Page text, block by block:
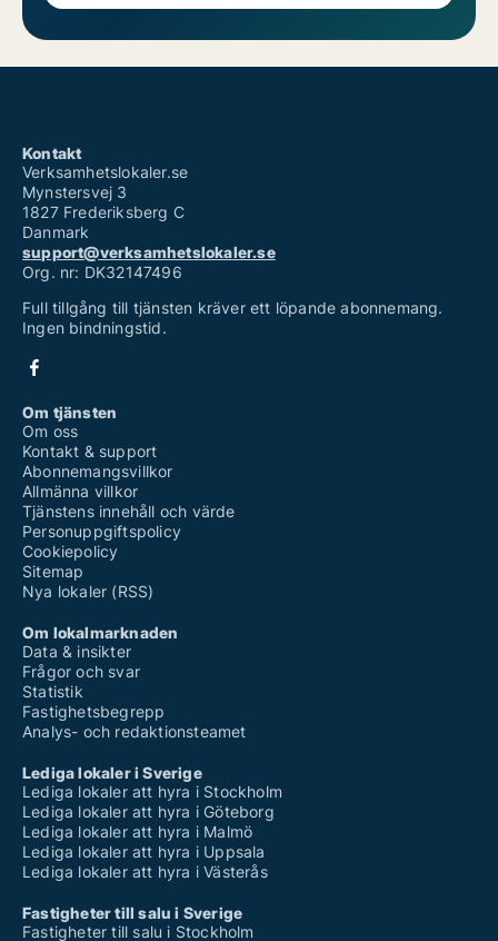
Kontakt
Verksamhetslokaler.se
Mynstersvej 3
1827 Frederiksberg C
Danmark
support@verksamhetslokaler.se
Org. nr: DK32147496
Full tillgång till tjänsten kräver ett löpande abonnemang.
Ingen bindningstid.
Om tjänsten
Om oss
Kontakt & support
Abonnemangsvillkor
Allmänna villkor
Tjänstens innehåll och värde
Personuppgiftspolicy
Cookiepolicy
Sitemap
Nya lokaler (RSS)
Om lokalmarknaden
Data & insikter
Frågor och svar
Statistik
Fastighetsbegrepp
Analys- och redaktionsteamet
Lediga lokaler i Sverige
Lediga lokaler att hyra i Stockholm
Lediga lokaler att hyra i Göteborg
Lediga lokaler att hyra i Malmö
Lediga lokaler att hyra i Uppsala
Lediga lokaler att hyra i Västerås
Fastigheter till salu i Sverige
Fastigheter till salu i Stockholm